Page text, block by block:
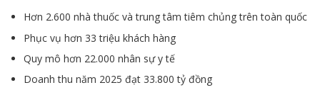
Hơn 2.600 nhà thuốc và trung tâm tiêm chủng trên toàn quốc
Phục vụ hơn 33 triệu khách hàng
Quy mô hơn 22.000 nhân sự y tế
Doanh thu năm 2025 đạt 33.800 tỷ đồng